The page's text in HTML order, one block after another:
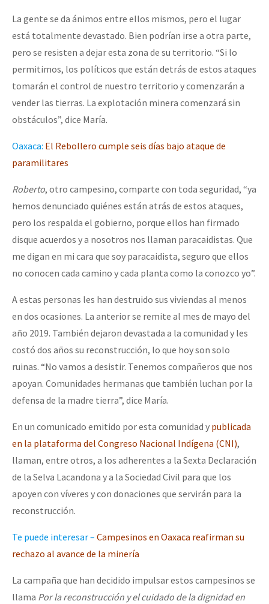
La gente se da ánimos entre ellos mismos, pero el lugar
está totalmente devastado. Bien podrían irse a otra parte,
pero se resisten a dejar esta zona de su territorio. “Si lo
permitimos, los políticos que están detrás de estos ataques
tomarán el control de nuestro territorio y comenzarán a
vender las tierras. La explotación minera comenzará sin
obstáculos”, dice María.
Oaxaca: El Rebollero cumple seis días bajo ataque de
paramilitares
Roberto, otro campesino, comparte con toda seguridad, “ya
hemos denunciado quiénes están atrás de estos ataques,
pero los respalda el gobierno, porque ellos han firmado
disque acuerdos y a nosotros nos llaman paracaidistas. Que
me digan en mi cara que soy paracaidista, seguro que ellos
no conocen cada camino y cada planta como la conozco yo”.
A estas personas les han destruido sus viviendas al menos
en dos ocasiones. La anterior se remite al mes de mayo del
año 2019. También dejaron devastada a la comunidad y les
costó dos años su reconstrucción, lo que hoy son solo
ruinas. “No vamos a desistir. Tenemos compañeros que nos
apoyan. Comunidades hermanas que también luchan por la
defensa de la madre tierra”, dice María.
En un comunicado emitido por esta comunidad y publicada
en la plataforma del Congreso Nacional Indígena (CNI),
llaman, entre otros, a los adherentes a la Sexta Declaración
de la Selva Lacandona y a la Sociedad Civil para que los
apoyen con víveres y con donaciones que servirán para la
reconstrucción.
Te puede interesar – Campesinos en Oaxaca reafirman su
rechazo al avance de la minería
La campaña que han decidido impulsar estos campesinos se
llama Por la reconstrucción y el cuidado de la dignidad en